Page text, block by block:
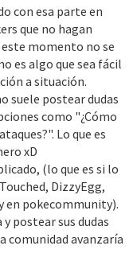
con esa parte en
que no hagan
este momento no se
es algo que sea fácil
a situación.
suele postear dudas
como "¿Cómo
Lo que es
xD
(lo que es si lo
DizzyEgg,
en pokecommunity).
postear sus dudas
comunidad avanzaría